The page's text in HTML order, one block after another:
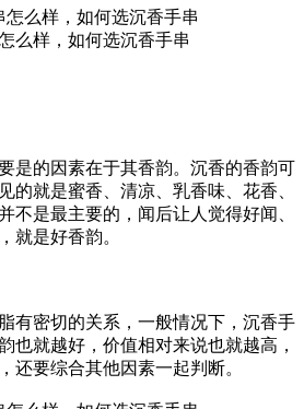
么样，如何选沉香手串
是的因素在于其香韵。沉香的香韵可
的就是蜜香、清凉、乳香味、花香、
不是最主要的，闻后让人觉得好闻、
就是好香韵。
有密切的关系，一般情况下，沉香手
也就越好，价值相对来说也就越高，
还要综合其他因素一起判断。